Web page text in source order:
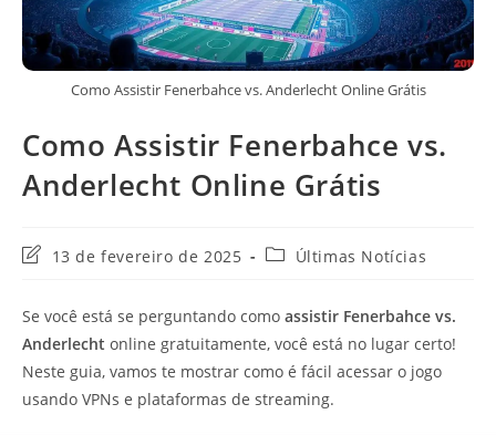
Como Assistir Fenerbahce vs. Anderlecht Online Grátis
Como Assistir Fenerbahce vs.
Anderlecht Online Grátis
Última
post:
13 de fevereiro de 2025
Categoria
Últimas Notícias
Se você está se perguntando como assistir Fenerbahce vs.
Anderlecht online gratuitamente, você está no lugar certo!
Neste guia, vamos te mostrar como é fácil acessar o jogo
usando VPNs e plataformas de streaming.